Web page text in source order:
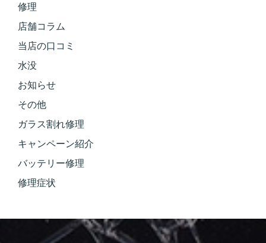
修理
店舗コラム
当店の口コミ
水没
お知らせ
その他
ガラス割れ修理
キャンペーン紹介
バッテリー修理
修理症状